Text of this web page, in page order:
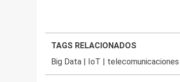
TAGS RELACIONADOS
Big Data | IoT | telecomunicaciones